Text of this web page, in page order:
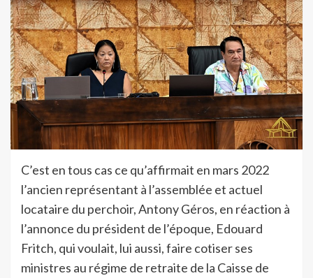
C’est en tous cas ce qu’affirmait en mars 2022
l’ancien représentant à l’assemblée et actuel
locataire du perchoir, Antony Géros, en réaction à
l’annonce du président de l’époque, Edouard
Fritch, qui voulait, lui aussi, faire cotiser ses
ministres au régime de retraite de la Caisse de